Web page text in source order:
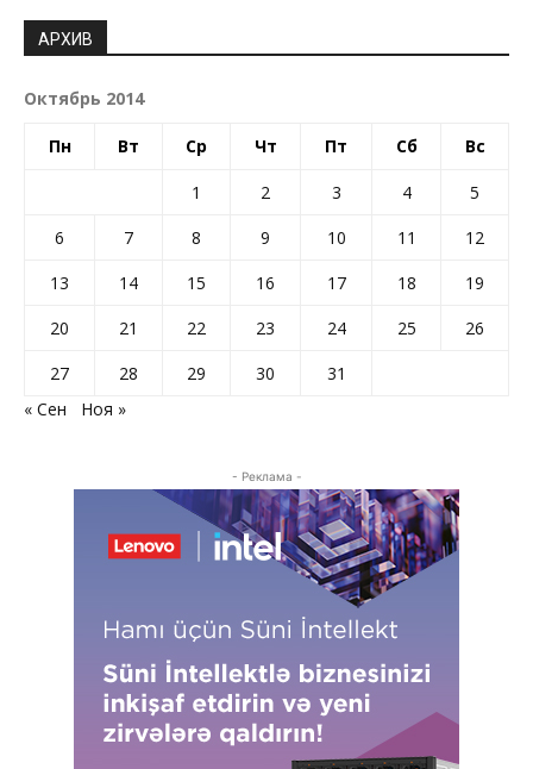
АРХИВ
Октябрь 2014
Пн Вт Ср Чт Пт Сб Вс
1 2 3 4
5
6
7 8 9 10 11
12
13
14 15 16 17 18
19
20
21 22 23 24 25
26
27
28 29 30
31
« Сен
Ноя »
- Реклама -